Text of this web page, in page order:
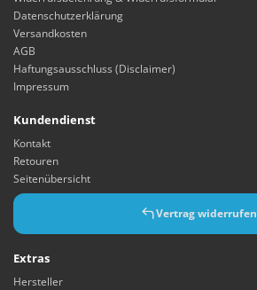
Datenschutzerklärung
Versandkosten
AGB
Haftungsausschluss (Disclaimer)
Impressum
Kundendienst
Kontakt
Retouren
Seitenübersicht
Vertrag widerrufen
Extras
Hersteller